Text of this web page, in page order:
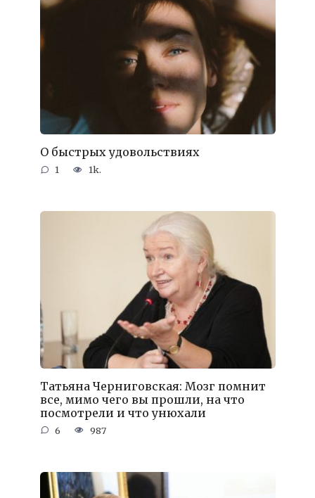
О быстрых удовольствиях
1 1k.
Татьяна Черниговская: Мозг помнит
все, мимо чего вы прошли, на что
посмотрели и что унюхали
6 987